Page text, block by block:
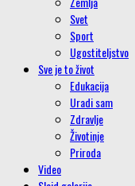
Svet
Sport
Ugostiteljstvo
Sve je to život
Edukacija
Uradi sam
Zdravlje
Životinje
Priroda
Video